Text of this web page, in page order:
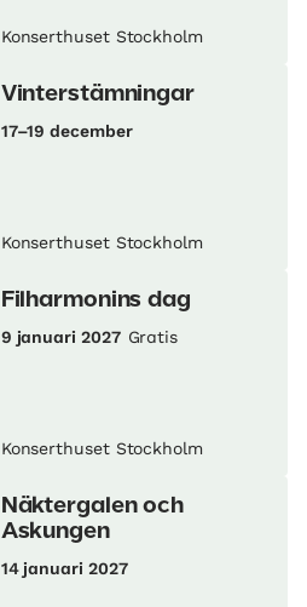
Konserthuset Stockholm
Vinterstämningar
17–19 december
Konserthuset Stockholm
Filharmonins dag
9 januari 2027 Gratis
Konserthuset Stockholm
Näktergalen och
Askungen
14 januari 2027